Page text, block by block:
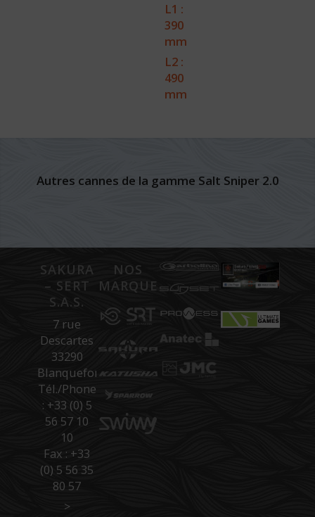
L1 :
390
mm
L2 :
490
mm
Autres cannes de la gamme Salt Sniper 2.0
SAKURA
– SERT
S.A.S.
7 rue
Descartes
33290
Blanquefort
Tél./Phone
: +33 (0) 5
56 57 10
10
Fax : +33
(0) 5 56 35
80 57
>
NOS
MARQUES